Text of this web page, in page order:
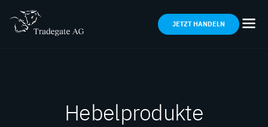
JETZT HANDELN
Hebelprodukte